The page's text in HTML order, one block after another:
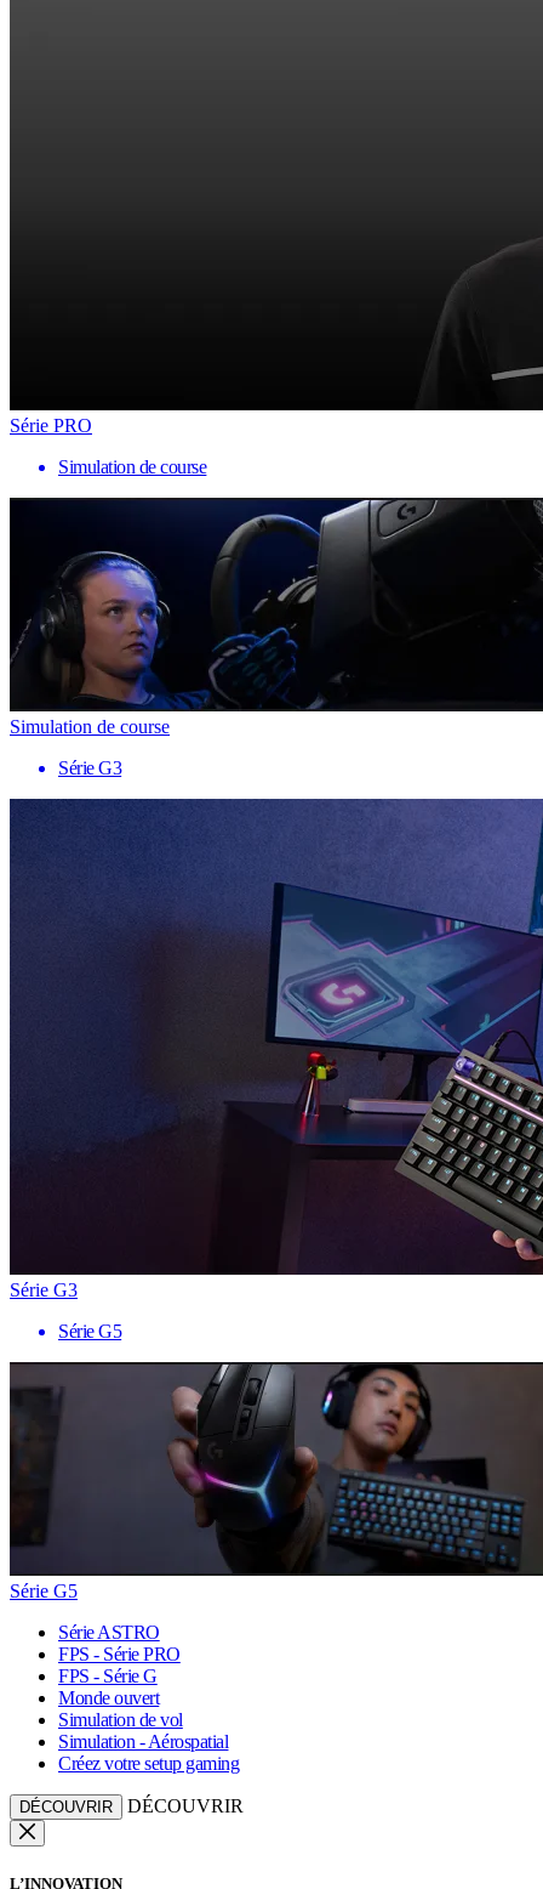
Série PRO
Simulation de course
Simulation de course
Série G3
Série G3
Série G5
Série G5
Série ASTRO
FPS - Série PRO
FPS - Série G
Monde ouvert
Simulation de vol
Simulation - Aérospatial
Créez votre setup gaming
DÉCOUVRIR DÉCOUVRIR
L’INNOVATION